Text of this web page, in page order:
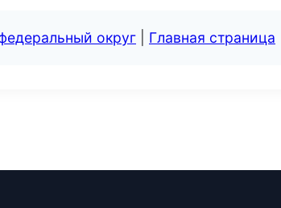
округ Главная страница